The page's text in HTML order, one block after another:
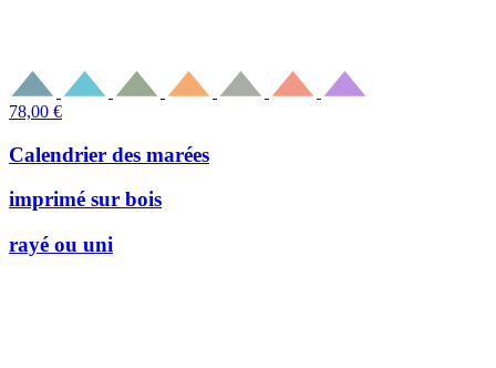
78,00 €
Calendrier des marées
imprimé sur bois
rayé ou uni